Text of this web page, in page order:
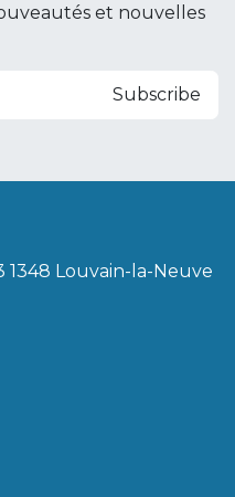
et nouvelles
Subscribe
Louvain-la-Neuve